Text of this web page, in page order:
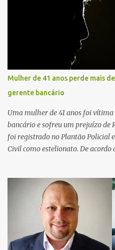
Mulher de 41 anos perde mais
gerente bancário
Uma mulher de 41 anos foi
bancário e sofreu um prejuízo de
foi registrado no Plantão Policial
Civil como estelionato. De acordo
suspeito alegou que seria
e passou a orientar a vítima
ser realizados. Dias depois, o
PDF simulando uma
Na sequência, entrou em
link, orientando a vítima a